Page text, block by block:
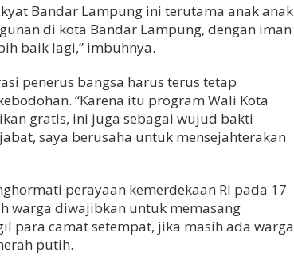
Bandar Lampung ini terutama anak anak
di kota Bandar Lampung, dengan iman
baik lagi,” imbuhnya.
penerus bangsa harus terus tetap
“Karena itu program Wali Kota
gratis, ini juga sebagai wujud bakti
saya berusaha untuk mensejahterakan
perayaan kemerdekaan RI pada 17
warga diwajibkan untuk memasang
para camat setempat, jika masih ada warga
putih.